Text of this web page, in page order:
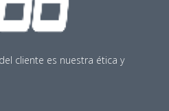
cliente es nuestra ética y